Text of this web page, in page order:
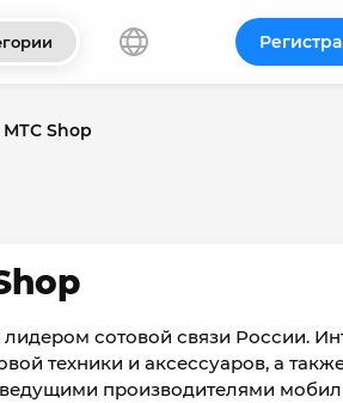
МТС Shop
сотовой связи России.
техники и аксессуаров, а
производителями